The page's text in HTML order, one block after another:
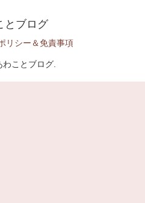
とブログ
リシー＆免責事項
ことブログ.